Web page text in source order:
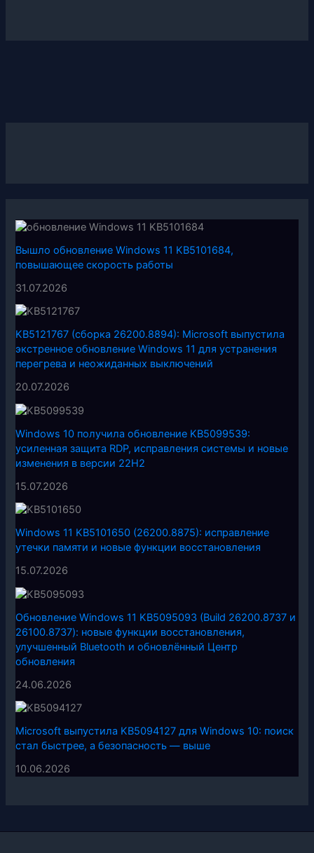
Вышло обновление Windows 11 KB5101684,
повышающее скорость работы
31.07.2026
KB5121767 (сборка 26200.8894): Microsoft выпустила
экстренное обновление Windows 11 для устранения
перегрева и неожиданных выключений
20.07.2026
Windows 10 получила обновление KB5099539:
усиленная защита RDP, исправления системы и новые
изменения в версии 22H2
15.07.2026
Windows 11 KB5101650 (26200.8875): исправление
утечки памяти и новые функции восстановления
15.07.2026
Обновление Windows 11 KB5095093 (Build 26200.8737 и
26100.8737): новые функции восстановления,
улучшенный Bluetooth и обновлённый Центр
обновления
24.06.2026
Microsoft выпустила KB5094127 для Windows 10: поиск
стал быстрее, а безопасность — выше
10.06.2026